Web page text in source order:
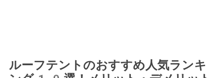
ルーフテントのおすすめ人気ランキ